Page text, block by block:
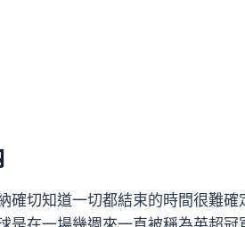
切知道一切都結束的時間很難確